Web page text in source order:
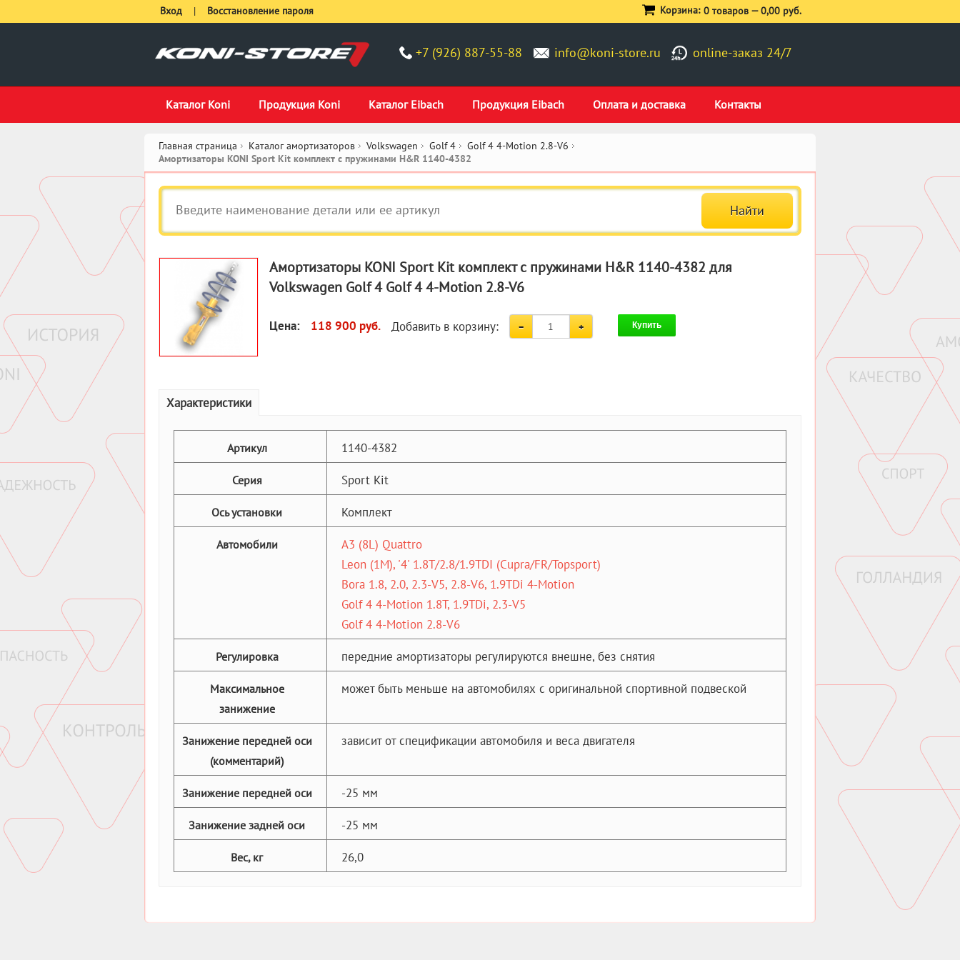
+7 (926) 887-55-88 info@koni-store.ru online-заказ 24/7
Каталог Koni Продукция Koni Каталог Eibach Продукция Eibach Оплата и доставка Контакты
Вход | Восстановление пароля Корзина: 0 товаров —0,00 руб.
Главная страница Каталог амортизаторов Volkswagen Golf 4 Golf 4 4-Motion 2.8-V6
Амортизаторы KONI Sport Kit комплект c пружинами H&R 1140-4382
Амортизаторы KONI Sport Kit комплект c пружинами H&R 1140-4382 для
Volkswagen Golf 4 Golf 4 4-Motion 2.8-V6
Цена: 118 900 руб. Добавить в корзину: Купить
Характеристики
Артикул 1140-4382
Серия Sport Kit
Ось установки Комплект
Автомобили
A3 (8L) Quattro
Leon (1M), '4' 1.8T/2.8/1.9TDI (Cupra/FR/Topsport)
Bora 1.8, 2.0, 2.3-V5, 2.8-V6, 1.9TDi 4-Motion
Golf 4 4-Motion 1.8T, 1.9TDi, 2.3-V5
Golf 4 4-Motion 2.8-V6
Регулировка передние амортизаторы регулируются внешне, без снятия
Максимальное
занижение
может быть меньше на автомобилях с оригинальной спортивной подвеской
Занижение передней оси
(комментарий)
зависит от спецификации автомобиля и веса двигателя
Занижение передней оси -25 мм
Занижение задней оси -25 мм
Вес, кг 26,0